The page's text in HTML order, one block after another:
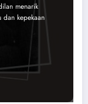
menarik
kepekaan